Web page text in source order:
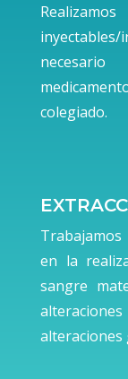
colegiado.
en la
sangre
alteraciones